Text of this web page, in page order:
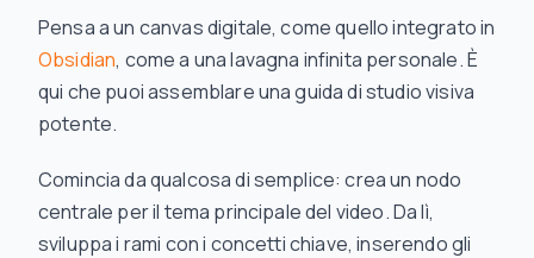
Pensa a un canvas digitale, come quello integrato in
Obsidian, come a una lavagna infinita personale. È
qui che puoi assemblare una guida di studio visiva
potente.
Comincia da qualcosa di semplice: crea un nodo
centrale per il tema principale del video. Da lì,
sviluppa i rami con i concetti chiave, inserendo gli